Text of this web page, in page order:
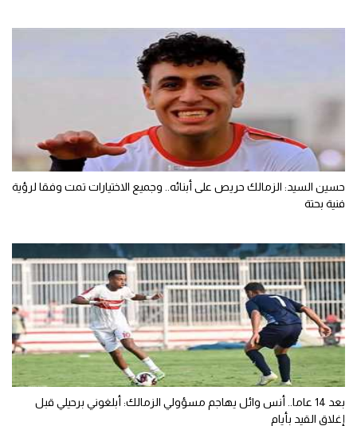
حسين السيد: الزمالك حريص على أبنائه.. وجميع الاختيارات تمت وفقا لرؤية
فنية بحتة
بعد 14 عاما.. أنس وائل يهاجم مسؤولي الزمالك: أبلغوني برحيلي قبل
إغلاق القيد بأيام